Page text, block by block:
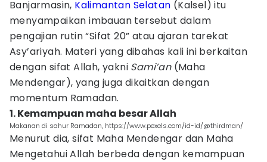
Banjarmasin, Kalimantan Selatan (Kalsel) itu
menyampaikan imbauan tersebut dalam
pengajian rutin “Sifat 20” atau ajaran tarekat
Asy’ariyah. Materi yang dibahas kali ini berkaitan
dengan sifat Allah, yakni Sami’an(Maha
Mendengar), yang juga dikaitkan dengan
momentum Ramadan.
1. Kemampuan maha besar Allah
Makanan di sahur Ramadan, https://www.pexels.com/id-id/@thirdman/
Menurut dia, sifat Maha Mendengar dan Maha
Mengetahui Allah berbeda dengan kemampuan